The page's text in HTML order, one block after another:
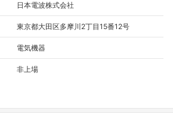
日本電波株式会社
東京都大田区多摩川2丁目15番12号
電気機器
非上場